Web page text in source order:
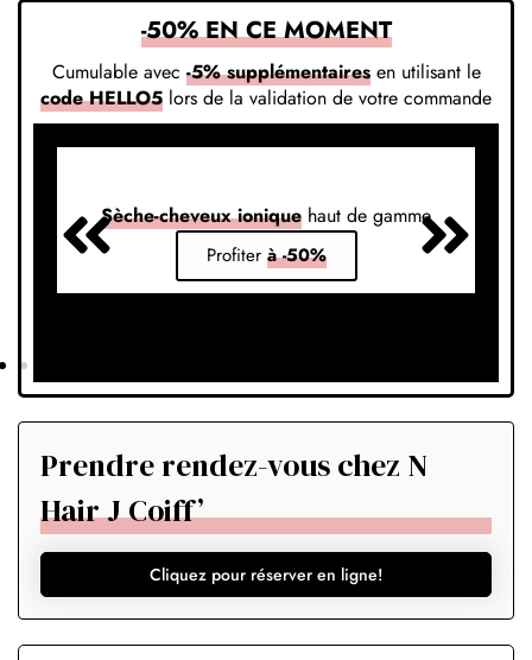
-50% EN CE MOMENT
Cumulable avec -5% supplémentairesen utilisant le
code HELLO5 lors de la validation de votre commande
Sèche-cheveux ionique haut de gamme
Profiter à -50%
Prendre rendez-vous chez N
Hair J Coiff’
Cliquez pour réserver en ligne!